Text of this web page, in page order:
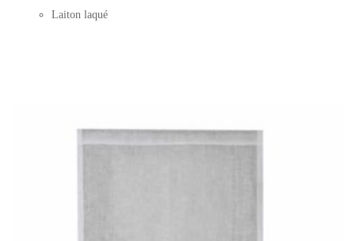
Laiton laqué